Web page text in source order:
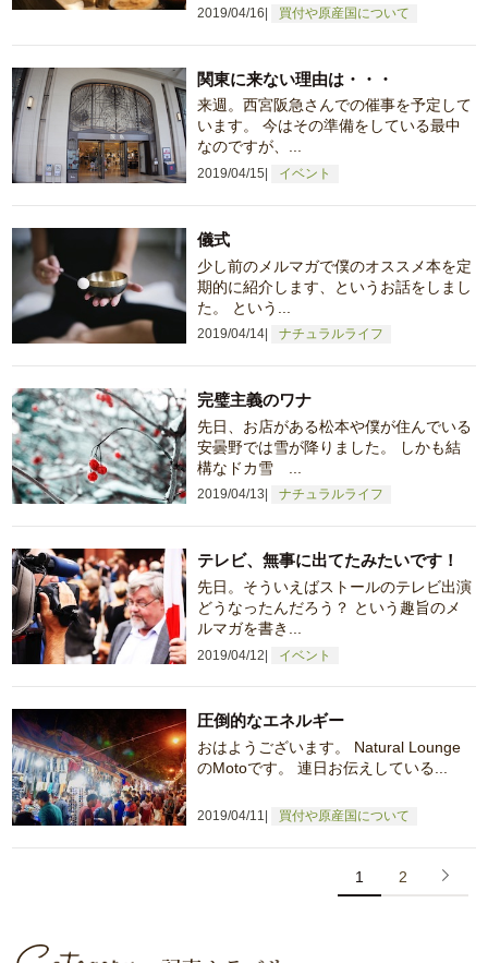
2019/04/16 買付や原産国について
2019/04/15 イベント
関東に来ない理由は・・・
来週。西宮阪急さんでの催事を予定して
います。 今はその準備をしている最中
なのですが、...
2019/04/14 ナチュラルライフ
儀式
少し前のメルマガで僕のオススメ本を定
期的に紹介します、というお話をしまし
た。 という...
2019/04/13 ナチュラルライフ
完璧主義のワナ
先日、お店がある松本や僕が住んでいる
安曇野では雪が降りました。 しかも結
構なドカ雪 ...
2019/04/12 イベント
テレビ、無事に出てたみたいです！
先日。そういえばストールのテレビ出演
どうなったんだろう？ という趣旨のメ
ルマガを書き...
2019/04/11 買付や原産国について
圧倒的なエネルギー
おはようございます。 Natural Lounge
のMotoです。 連日お伝えしている...
1 2